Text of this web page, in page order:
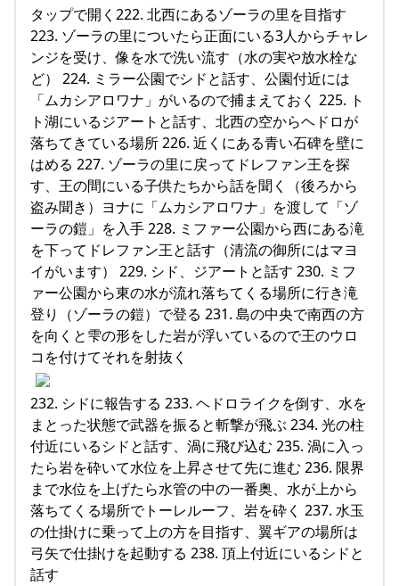
タップで開く222. 北西にあるゾーラの里を目指す
223. ゾーラの里についたら正面にいる3人からチャレ
ンジを受け、像を水で洗い流す（水の実や放水栓な
ど） 224. ミラー公園でシドと話す、公園付近には
「ムカシアロワナ」がいるので捕まえておく 225. ト
ト湖にいるジアートと話す、北西の空からヘドロが
落ちてきている場所 226. 近くにある青い石碑を壁に
はめる 227. ゾーラの里に戻ってドレファン王を探
す、王の間にいる子供たちから話を聞く（後ろから
盗み聞き）ヨナに「ムカシアロワナ」を渡して「ゾ
ーラの鎧」を入手 228. ミファー公園から西にある滝
を下ってドレファン王と話す（清流の御所にはマヨ
イがいます） 229. シド、ジアートと話す 230. ミフ
ァー公園から東の水が流れ落ちてくる場所に行き滝
登り（ゾーラの鎧）で登る 231. 島の中央で南西の方
を向くと雫の形をした岩が浮いているので王のウロ
コを付けてそれを射抜く
232. シドに報告する 233. ヘドロライクを倒す、水を
まとった状態で武器を振ると斬撃が飛ぶ 234. 光の柱
付近にいるシドと話す、渦に飛び込む 235. 渦に入っ
たら岩を砕いて水位を上昇させて先に進む 236. 限界
まで水位を上げたら水管の中の一番奥、水が上から
落ちてくる場所でトーレルーフ、岩を砕く 237. 水玉
の仕掛けに乗って上の方を目指す、翼ギアの場所は
弓矢で仕掛けを起動する 238. 頂上付近にいるシドと
話す